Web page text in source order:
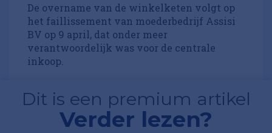
De overname van de winkelketen volgt op
het faillissement van moederbedrijf Assisi
BV op 9 april, dat onder meer
verantwoordelijk was voor de centrale
inkoop.
Dit is een premium artikel
Verder lezen?